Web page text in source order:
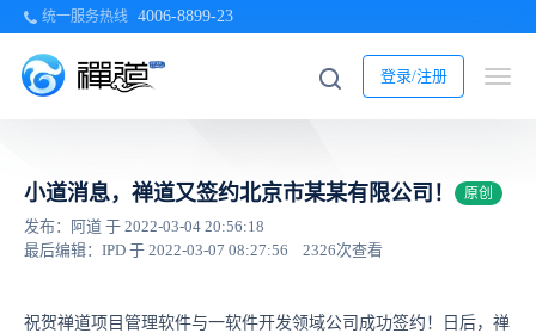
统一服务热线 4006-8899-23
登录/注册
小道消息，禅道又签约北京市某某有限公司！ 原创
发布：阿道 于 2022-03-04 20:56:18
最后编辑：IPD 于 2022-03-07 08:27:56
2326次查看
祝贺禅道项目管理软件与一软件开发领域公司成功签约！日后，禅